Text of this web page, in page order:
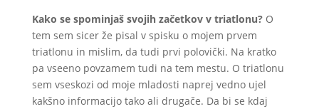
Kako se spominjaš svojih začetkov v triatlonu? O
tem sem sicer že pisal v spisku o mojem prvem
triatlonu in mislim, da tudi prvi polovički. Na kratko
pa vseeno povzamem tudi na tem mestu. O triatlonu
sem vseskozi od moje mladosti naprej vedno ujel
kakšno informacijo tako ali drugače. Da bi se kdaj